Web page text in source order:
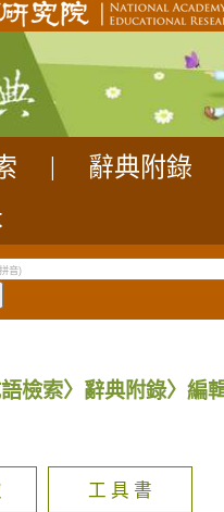
辭典附錄
檢索〉辭典附錄〉編
工 具 書